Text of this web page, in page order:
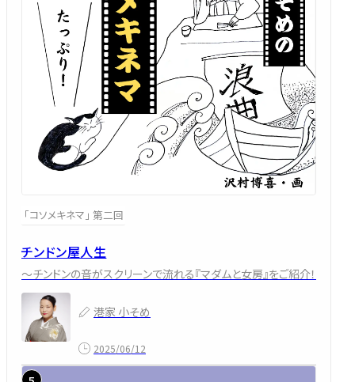
「コソメキネマ」 第二回
チンドン屋人生
～チンドンの音がスクリーンで流れる『マダムと女房』をご紹介！
港家 小そめ
2025/06/12